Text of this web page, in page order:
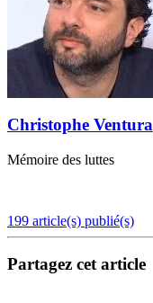
Christophe Ventura
Mémoire des luttes
199 article(s) publié(s)
Partagez cet article